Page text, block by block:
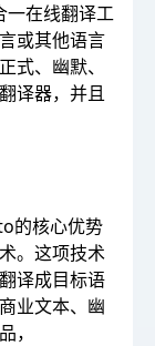
在线翻译工
或其他语言
式、幽默、
译器，并且
的核心优势
。这项技术
译成目标语
业文本、幽
，